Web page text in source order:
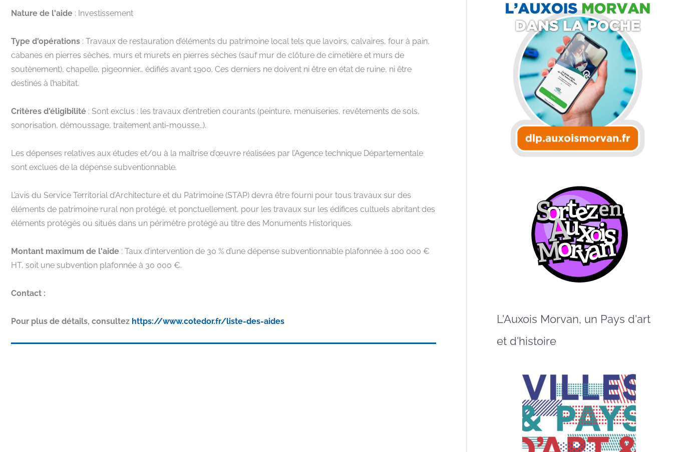
Nature de l'aide : Investissement
Type d'opérations : Travaux de restauration d’éléments du patrimoine local tels que lavoirs, calvaires, four à pain,
cabanes en pierres sèches, murs et murets en pierres sèches (sauf mur de clôture de cimetière et murs de
soutènement), chapelle, pigeonnier… édifiés avant 1900. Ces derniers ne doivent ni être en état de ruine, ni être
destinés à l’habitat.
Critères d'éligibilité : Sont exclus : les travaux d’entretien courants (peinture, menuiseries, revêtements de sols,
sonorisation, démoussage, traitement anti-mousse…).
Les dépenses relatives aux études et/ou à la maîtrise d’œuvre réalisées par l’Agence technique Départementale
sont exclues de la dépense subventionnable.
L’avis du Service Territorial d’Architecture et du Patrimoine (STAP) devra être fourni pour tous travaux sur des
éléments de patrimoine rural non protégé, et ponctuellement, pour les travaux sur les édifices cultuels abritant des
éléments protégés ou situés dans un périmètre protégé au titre des Monuments Historiques.
Montant maximum de l'aide : Taux d’intervention de 30 % d’une dépense subventionnable plafonnée à 100 000 €
HT, soit une subvention plafonnée à 30 000 €.
Contact :
Pour plus de détails, consultez https://www.cotedor.fr/liste-des-aides
L'Auxois Morvan, un Pays d'art
et d'histoire